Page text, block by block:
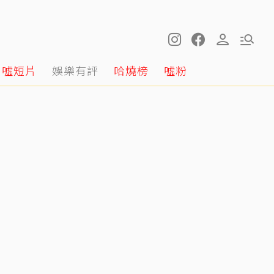
噓短片 娛樂有評 哈燒榜 噓粉